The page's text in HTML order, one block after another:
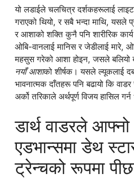
यो लडाईले चलचित्र दर्शकहरूलाई
गराएको थियो, र सबै भन्दा माथि, यसले
र आशाको शक्ति कुनै पनि शारीरिक
ओबि-वानलाई मानिस र जेडीलाई मारे,
महसुस गरेको आशा होइन, जसले बलियो
नयाँ आशाको शीर्षक। यसले ल्यूकलाई
भावनात्मक दाँतहरू पनि बढायो कि वाडर
अर्को तरिकाले अर्थपूर्ण विजय हासिल गर्न
डार्थ वाडरले
एडभान्समा डेथ
ट्रेन्चको रूपमा